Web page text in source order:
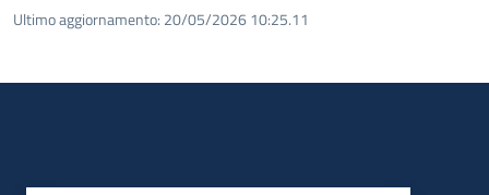
Ultimo aggiornamento: 20/05/2026 10:25.11